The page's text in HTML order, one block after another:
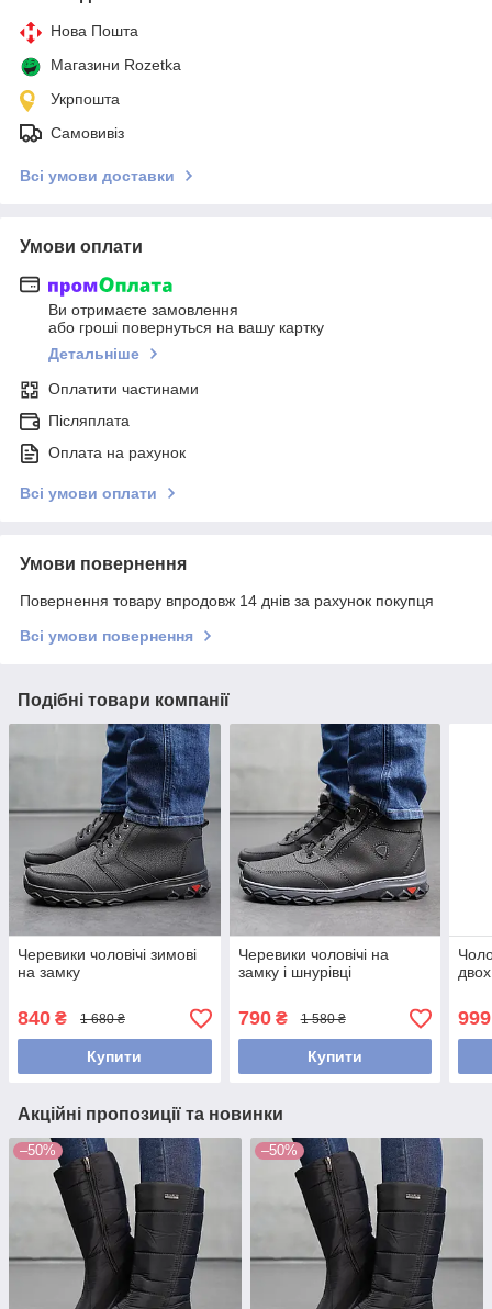
Нова Пошта
Магазини Rozetka
Укрпошта
Самовивіз
Всі умови доставки
Умови оплати
Ви отримаєте замовлення
або гроші повернуться на вашу картку
Детальніше
Оплатити частинами
Післяплата
Оплата на рахунок
Всі умови оплати
Умови повернення
Повернення товару впродовж 14 днів за рахунок покупця
Всі умови повернення
Подібні товари компанії
Черевики чоловічі зимові
на замку
840 ₴ 1 680 ₴
Купити
Черевики чоловічі на
замку і шнурівці
790₴ 1 580 ₴
Купити
999
Акційні пропозиції та новинки
–50% –50%